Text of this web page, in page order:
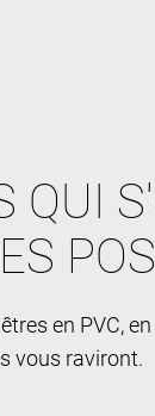
QUI
en PVC,
vous raviront.